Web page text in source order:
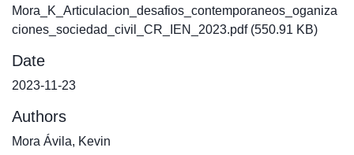
Mora_K_Articulacion_desafios_contemporaneos_oganiza
ciones_sociedad_civil_CR_IEN_2023.pdf(550.91 KB)
Date
2023-11-23
Authors
Mora Ávila, Kevin